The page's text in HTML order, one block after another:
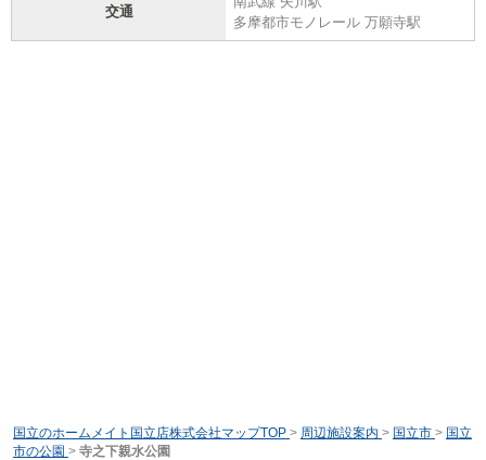
交通
多摩都市モノレール 万願寺駅
国立のホームメイト国立店株式会社マップTOP > 周辺施設案内 > 国立市 > 国立
市の公園 > 寺之下親水公園